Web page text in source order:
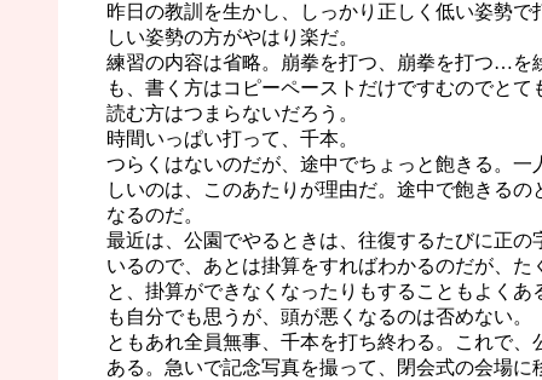
昨日の教訓を生かし、しっかり正しく低い姿勢で
しい姿勢の方がやはり楽だ。
練習の内容は省略。崩拳を打つ、崩拳を打つ…を
も、書く方はコピーペーストだけですむのでとて
読む方はつまらないだろう。
時間いっぱい打って、千本。
つらくはないのだが、途中でちょっと飽きる。一
しいのは、このあたりが理由だ。途中で飽きるの
なるのだ。
最近は、公園でやるときは、往復するたびに正の
いるので、あとは掛算をすればわかるのだが、た
と、掛算ができなくなったりもすることもよくあ
も自分でも思うが、頭が悪くなるのは否めない。
ともあれ全員無事、千本を打ち終わる。これで、
ある。急いで記念写真を撮って、閉会式の会場に